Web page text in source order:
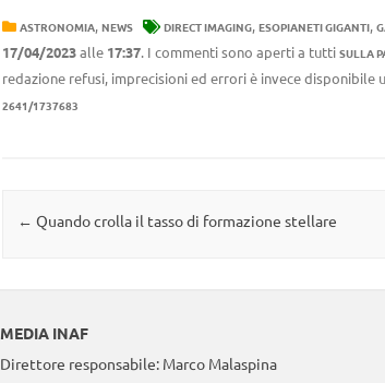
ASTRONOMIA, NEWS DIRECT IMAGING, ESOPIANETI GIGANTI,
17/04/2023alle 17:37. I commenti sono aperti a tutti SULLA
redazione refusi, imprecisioni ed errori è invece disponibile
2641/1737683
Navigazione articolo
← Quando crolla il tasso di formazione stellare
MEDIA INAF
Direttore responsabile: Marco Malaspina